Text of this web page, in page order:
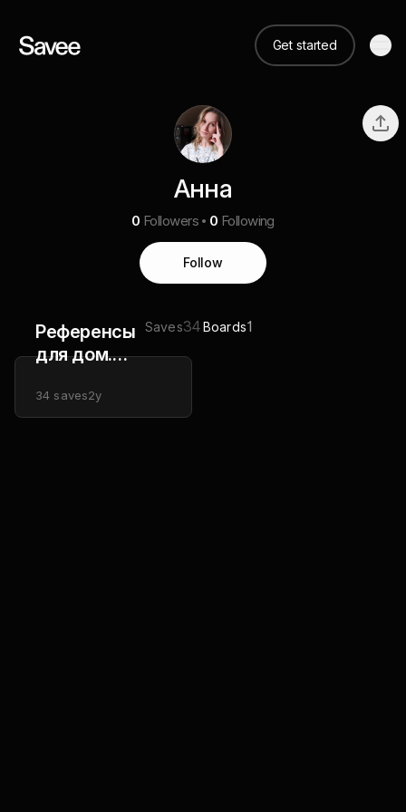
Get started
Анна
0 Followers 0 Following
Follow
Saves34Boards1
Референсы
для дом.
34 saves2y